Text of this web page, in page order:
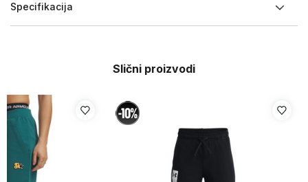
Specifikacija
Slični proizvodi